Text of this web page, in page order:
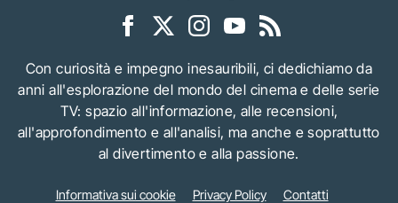
Con curiosità e impegno inesauribili, ci dedichiamo da
anni all'esplorazione del mondo del cinema e delle serie
TV: spazio all'informazione, alle recensioni,
all'approfondimento e all'analisi, ma anche e soprattutto
al divertimento e alla passione.
Informativa sui cookie Privacy Policy Contatti